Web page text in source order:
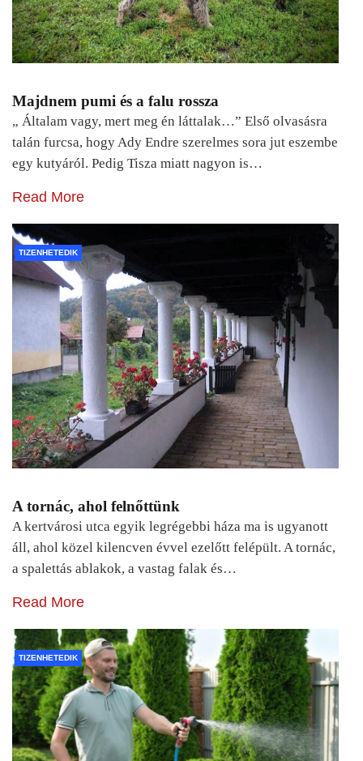
Majdnem pumi és a falu rossza
„ Általam vagy, mert meg én láttalak…” Első olvasásra
talán furcsa, hogy Ady Endre szerelmes sora jut eszembe
egy kutyáról. Pedig Tisza miatt nagyon is…
Read More
TIZENHETEDIK
A tornác, ahol felnőttünk
A kertvárosi utca egyik legrégebbi háza ma is ugyanott
áll, ahol közel kilencven évvel ezelőtt felépült. A tornác,
a spalettás ablakok, a vastag falak és…
Read More
TIZENHETEDIK